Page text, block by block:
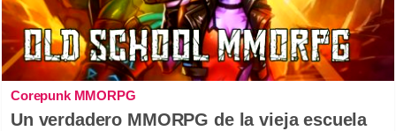
Corepunk MMORPG
Un verdadero MMORPG de la vieja escuela